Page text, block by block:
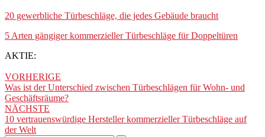
20 gewerbliche Türbeschläge, die jedes Gebäude braucht
5 Arten gängiger kommerzieller Türbeschläge für Doppeltüren
AKTIE:
VORHERIGE
Was ist der Unterschied zwischen Türbeschlägen für Wohn- und
Geschäftsräume?
NÄCHSTE
10 vertrauenswürdige Hersteller kommerzieller Türbeschläge auf
der Welt